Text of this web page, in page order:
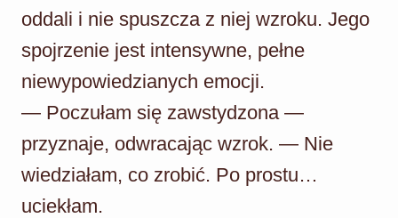
oddali i nie spuszcza z niej wzroku. Jego
spojrzenie jest intensywne, pełne
niewypowiedzianych emocji.
— Poczułam się zawstydzona —
przyznaje, odwracając wzrok. — Nie
wiedziałam, co zrobić. Po prostu…
uciekłam.